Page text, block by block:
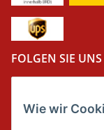
Wie wir
FOLGEN SIE UNS